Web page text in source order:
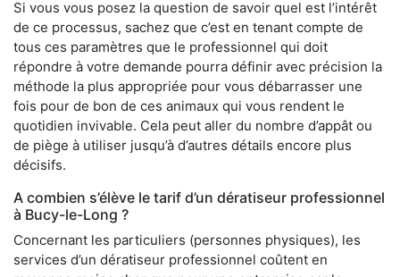
Si vous vous posez la question de savoir quel est l’intérêt
de ce processus, sachez que c’est en tenant compte de
tous ces paramètres que le professionnel qui doit
répondre à votre demande pourra définir avec précision la
méthode la plus appropriée pour vous débarrasser une
fois pour de bon de ces animaux qui vous rendent le
quotidien invivable. Cela peut aller du nombre d’appât ou
de piège à utiliser jusqu’à d’autres détails encore plus
décisifs.
A combien s’élève le tarif d’un dératiseur professionnel
à Bucy-le-Long ?
Concernant les particuliers (personnes physiques), les
services d’un dératiseur professionnel coûtent en